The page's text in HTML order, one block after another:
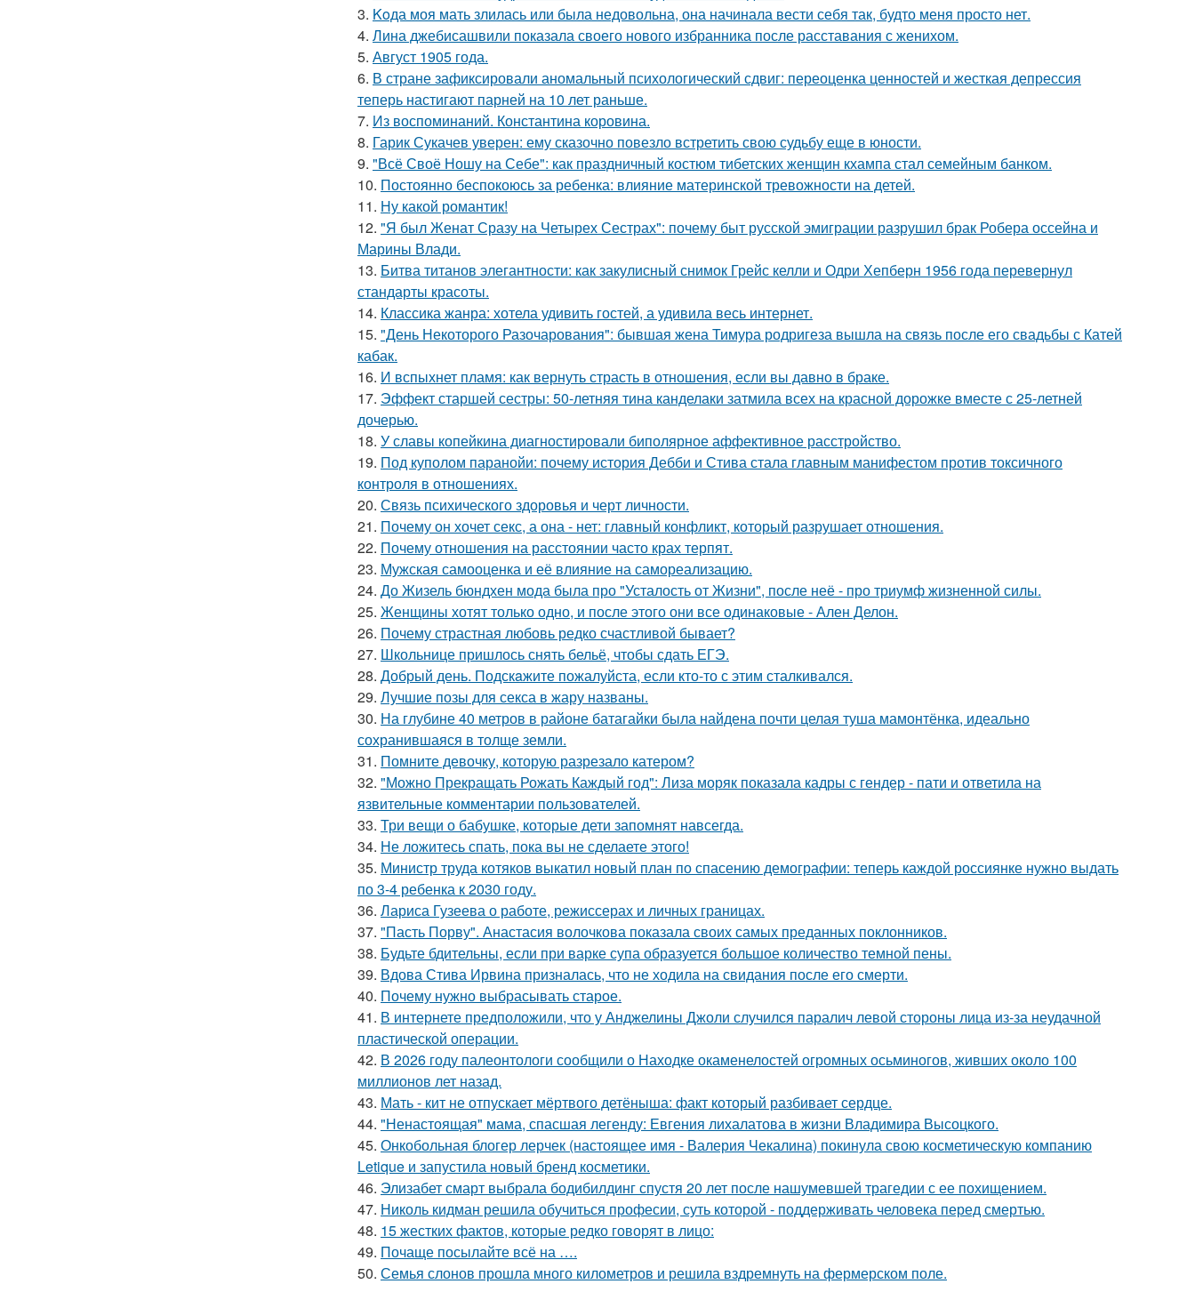
3. Koда моя мать злилась или была недовольна, она начинала вести себя так, будто меня просто нет.
4. Лина джебисашвили показала своего нового избранника после расставания с женихом.
5. Август 1905 года.
6. В стране зафиксировали аномальный психологический сдвиг: переоценка ценностей и жесткая депрессия
теперь настигают парней на 10 лет раньше.
7. Из воспоминаний. Константина коровина.
8. Гарик Сукачев уверен: ему сказочно повезло встретить свою судьбу еще в юности.
9. "Всё Своё Ношу на Себе": как праздничный костюм тибетских женщин кхампа стал семейным банком.
10. Постоянно беспокоюсь за ребенка: влияние материнской тревожности на детей.
11. Ну какой романтик!
12. "Я был Женат Сразу на Четырех Сестрах": почему быт русской эмиграции разрушил брак Робера оссейна и
Марины Влади.
13. Битва титанов элегантности: как закулисный снимок Грейс келли и Одри Хепберн 1956 года перевернул
стандарты красоты.
14. Классика жанра: хотела удивить гостей, а удивила весь интернет.
15. "День Некоторого Разочарования": бывшая жена Тимура родригеза вышла на связь после его свадьбы с Катей
кабак.
16. И вспыхнет пламя: как вернуть страсть в отношения, если вы давно в браке.
17. Эффект старшей сестры: 50-летняя тина канделаки затмила всех на красной дорожке вместе с 25-летней
дочерью.
18. У славы копейкина диагностировали биполярное аффективное расстройство.
19. Под куполом паранойи: почему история Дебби и Стива стала главным манифестом против токсичного
контроля в отношениях.
20. Связь психического здоровья и черт личности.
21. Почему он хочет секс, а она - нет: главный конфликт, который разрушает отношения.
22. Почему отношения на расстоянии часто крах терпят.
23. Мужская самооценка и её влияние на самореализацию.
24. До Жизель бюндхен мода была про "Усталость от Жизни", после неё - про триумф жизненной силы.
25. Женщины хотят только одно, и после этого они все одинаковые - Ален Делон.
26. Почему страстная любовь редко счастливой бывает?
27. Школьнице пришлось снять бельё, чтобы сдать ЕГЭ.
28. Добрый день. Подскaжите пожалуйста, если кто-то с этим сталкивался.
29. Лучшие позы для секса в жару названы.
30. На глубине 40 метров в районе батагайки была найдена почти целая туша мамонтёнка, идеально
сохранившаяся в толще земли.
31. Помните девочку, которую разрезало катером?
32. "Можно Прекращать Рожать Каждый год": Лиза моряк показала кадры с гендер - пати и ответила на
язвительные комментарии пользователей.
33. Три вещи о бабушке, которые дети запомнят навсегда.
34. Не ложитесь спать, пока вы не сделаете этого!
35. Министр труда котяков выкатил новый план по спасению демографии: теперь каждой россиянке нужно выдать
по 3-4 ребенка к 2030 году.
36. Лариса Гузеева о работе, режиссерах и личных границах.
37. "Пасть Порву". Анастасия волочкова показала своих самых преданных поклонников.
38. Будьте бдительны, если при варке супа образуется большое количество темной пены.
39. Вдова Стива Ирвина призналась, что не ходила на свидания после его смерти.
40. Почему нужно выбрасывать старое.
41. В интернете предположили, что у Анджелины Джоли случился паралич левой стороны лица из-за неудачной
пластической операции.
42. В 2026 году палеонтологи сообщили о Находке окаменелостей огромных осьминогов, живших около 100
миллионов лет назад.
43. Мать - кит не отпускает мёртвого детёныша: факт который разбивает сердце.
44. "Ненастоящая" мама, спасшая легенду: Евгения лихалатова в жизни Владимира Высоцкого.
45. Онкобольная блогер лерчек (настоящее имя - Валерия Чекалина) покинула свою косметическую компанию
Letique и запустила новый бренд косметики.
46. Элизабет смарт выбрала бодибилдинг спустя 20 лет после нашумевшей трагедии с ее похищением.
47. Николь кидман решила обучиться професии, суть которой - поддерживать человека перед смертью.
48. 15 жестких фактов, которые редко говорят в лицо:
49. Почаще посылайте всё на ….
50. Семья слонов прошла много километров и решила вздремнуть на фермерском поле.